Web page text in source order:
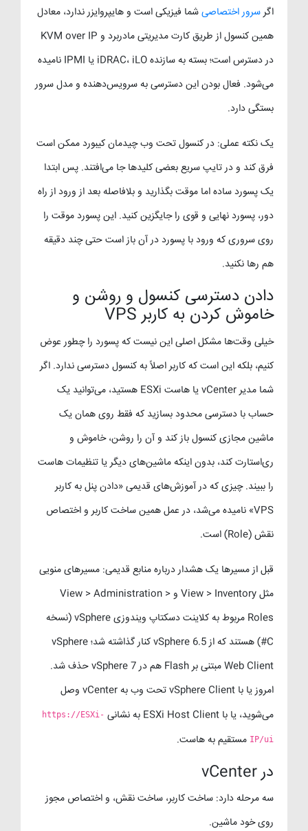
اگرسرور اختصاصیشما فیزیکی است و هایپروایزر ندارد، معادل
همین کنسول از طریق کارت مدیریتی مادربرد و KVM over IP
در دسترس است؛ بسته به سازنده iDRAC، iLO یا IPMI نامیده
می‌شود. فعال بودن این دسترسی به سرویس‌دهنده و مدل سرور
بستگی دارد.
یک نکته عملی: در کنسول تحت وب چیدمان کیبورد ممکن است
فرق کند و در تایپ سریع بعضی کلیدها جا می‌افتند. پس ابتدا
یک پسورد ساده اما موقت بگذارید و بلافاصله بعد از ورود از راه
دور، پسورد نهایی و قوی را جایگزین کنید. این پسورد موقت را
روی سروری که ورود با پسورد در آن باز است حتی چند دقیقه
هم رها نکنید.
دادن دسترسی کنسول و روشن و
خاموش کردن به کاربر VPS
خیلی وقت‌ها مشکل اصلی این نیست که پسورد را چطور عوض
کنیم، بلکه این است که کاربر اصلاً به کنسول دسترسی ندارد. اگر
شما مدیر vCenter یا هاست ESXi هستید، می‌توانید یک
حساب با دسترسی محدود بسازید که فقط روی همان یک
ماشین مجازی کنسول باز کند و آن را روشن، خاموش و
ری‌استارت کند، بدون اینکه ماشین‌های دیگر یا تنظیمات هاست
را ببیند. چیزی که در آموزش‌های قدیمی «دادن پنل به کاربر
VPS» نامیده می‌شد، در عمل همین ساخت کاربر و اختصاص
نقش (Role) است.
قبل از مسیرها یک هشدار درباره منابع قدیمی: مسیرهای منویی
مثل View > Inventory و View > Administration >
Roles مربوط به کلاینت دسکتاپ ویندوزی vSphere (نسخه
C#) هستند که از vSphere 6.5 کنار گذاشته شد؛ vSphere
Web Client مبتنی بر Flash هم در vSphere 7 حذف شد.
امروز یا با vSphere Client تحت وب به vCenter وصل
می‌شوید، یا با ESXi Host Client به نشانی
https://ESXi-
IP/ui مستقیم به هاست.
در vCenter
سه مرحله دارد: ساخت کاربر، ساخت نقش، و اختصاص مجوز
روی خود ماشین.